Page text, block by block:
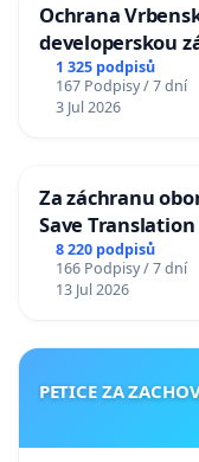
Ochrana
developerskou
1 325 podpisů
167 Podpisy / 7 dní
3 Jul 2026
Za záchranu
Save
Charles University
8 220 podpisů
166 Podpisy / 7 dní
13 Jul 2026
PETICE ZA